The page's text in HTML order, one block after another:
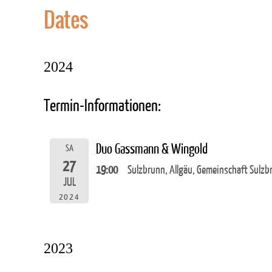
Dates
2024
Termin-Informationen:
SA
27
JUL
2024
Duo Gassmann & Wingold
19:00 Sulzbrunn, Allgäu, Gemeinschaft
2023